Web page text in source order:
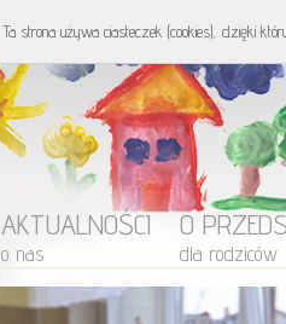
AKTUALNOŚCI
o nas
O
dla rodziców
Ta strona używa ciasteczek (cookies), dzięki